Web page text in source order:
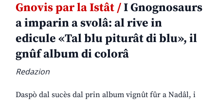
Gnovis par la Istât /I Gnognosaurs
a imparin a svolâ: al rive in
edicule «Tal blu piturât di blu», il
gnûf album di colorâ
Redazion
Daspò dal sucès dal prin album vignût fûr a Nadâl, i